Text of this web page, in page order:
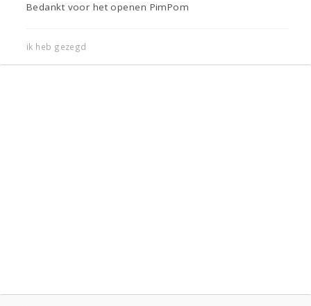
Bedankt voor het openen PimPom
ik heb gezegd